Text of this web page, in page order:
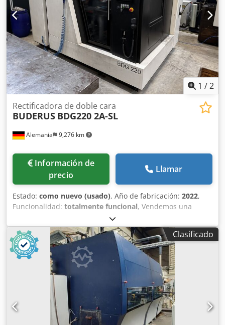
1 /2
Alemania 9,276 km
Rectificadora de doble cara
BUDERUS BDG220 2A-SL
Información de
precio
Llamar
Estado: como nuevo (usado), Año de fabricación: 2022,
Funcionalidad: totalmente funcional, Vendemos una
máquina rectificadora de discos de freno BUDERUS, poco
utilizada, completamente funcional y equipada de manera
excelente. La máquina está actualmente en producción y
puede demostrarse bajo tensión. Rectificadora de discos
de freno Buderus, tipo BDG220 2A SL Datos técnicos: -
Diámetro máximo de la pieza: 440 mm - Altura máxima de
la pieza: 150 mm - Diámetro máximo de giro sobre mesa:
500 mm - Velocidades del husillo de la pieza,
programables por CNC: 0 – 1.000 rpm Dkjdpjy Drh Uefx Af
Ter Construcción de la máquina: husillos de rectificado
plano sobre ejes de avance verticales, montados sobre un
Clasificado